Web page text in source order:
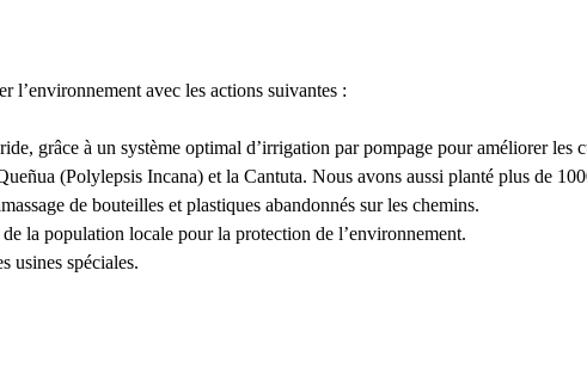
l’environnement avec les actions suivantes :
grâce à un système optimal d’irrigation par pompage pour améliorer les
(Polylepsis Incana) et la Cantuta. Nous avons aussi planté plus de
de bouteilles et plastiques abandonnés sur les chemins.
la population locale pour la protection de l’environnement.
usines spéciales.